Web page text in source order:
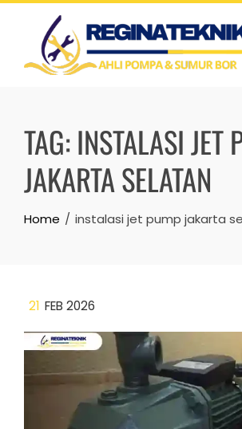
Skip
content
TAG:INSTALASI JET
JAKARTA SELATAN
Home instalasi jet pump jakarta
21 FEB 2026